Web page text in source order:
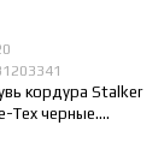
кордура Stalker
Tex черные.